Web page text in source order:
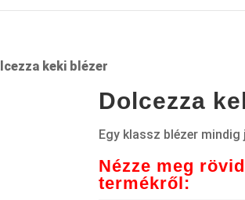
keki blézer
Dolcezza
Egy klassz blézer
Nézze meg
termékről: